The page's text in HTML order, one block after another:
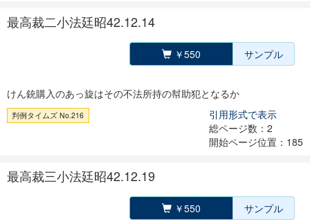
最高裁二小法廷昭42.12.14
￥550 サンプル
けん銃購入のあっ旋はその不法所持の幇助犯となるか
判例タイムズ No.216
引用形式で表示
総ページ数：2
開始ページ位置：185
最高裁三小法廷昭42.12.19
￥550 サンプル